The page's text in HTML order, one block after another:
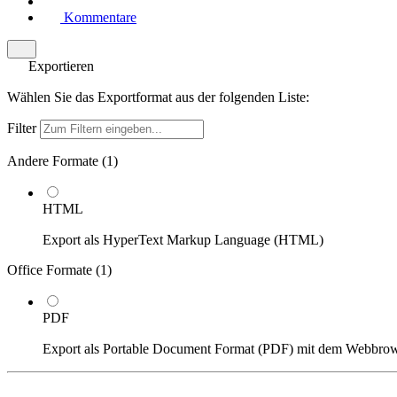
Kommentare
Exportieren
Wählen Sie das Exportformat aus der folgenden Liste:
Filter
Andere Formate (1)
HTML
Export als HyperText Markup Language (HTML)
Office Formate (1)
PDF
Export als Portable Document Format (PDF) mit dem